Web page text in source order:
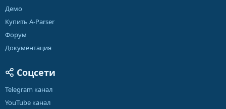
Демо
Купить A-Parser
Форум
Документация
Соцсети
Telegram канал
YouTube канал